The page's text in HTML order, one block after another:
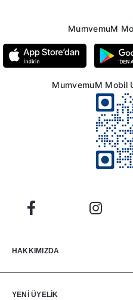
MumvemuM
MumvemuM Mobil
HAKKIMIZDA
YENİ ÜYELİK